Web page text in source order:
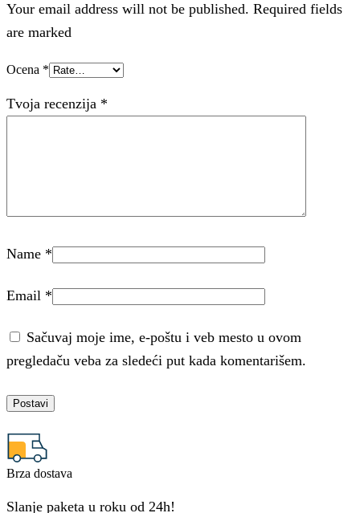
Your email address will not be published. Required fields
are marked
Ocena *
Tvoja recenzija *
Name *
Email *
Sačuvaj moje ime, e-poštu i veb mesto u ovom
pregledaču veba za sledeći put kada komentarišem.
Brza dostava
Slanje paketa u roku od 24h!